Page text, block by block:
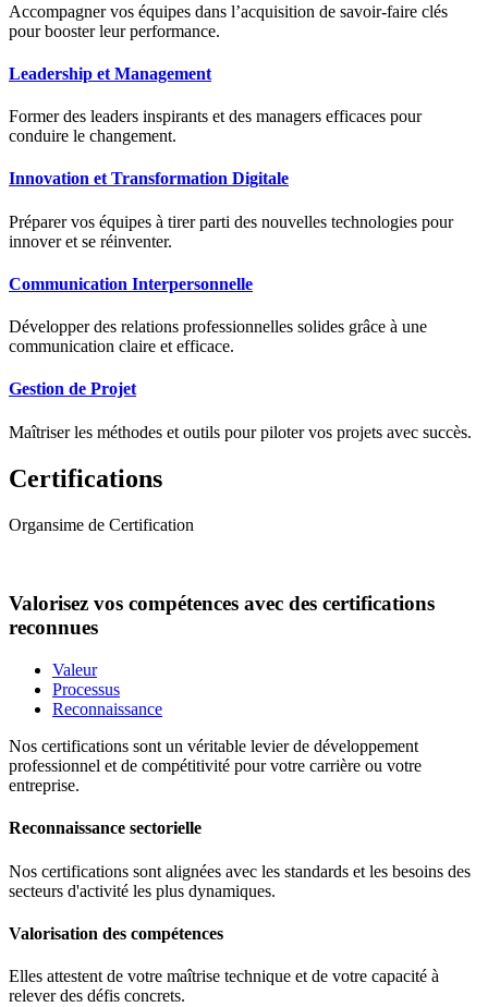
Accompagner vos équipes dans l’acquisition de savoir-faire clés
pour booster leur performance.
Leadership et Management
Former des leaders inspirants et des managers efficaces pour
conduire le changement.
Innovation et Transformation Digitale
Préparer vos équipes à tirer parti des nouvelles technologies pour
innover et se réinventer.
Communication Interpersonnelle
Développer des relations professionnelles solides grâce à une
communication claire et efficace.
Gestion de Projet
Maîtriser les méthodes et outils pour piloter vos projets avec succès.
Certifications
Organsime de Certification
Valorisez vos compétences avec des certifications
reconnues
Valeur
Processus
Reconnaissance
Nos certifications sont un véritable levier de développement
professionnel et de compétitivité pour votre carrière ou votre
entreprise.
Reconnaissance sectorielle
Nos certifications sont alignées avec les standards et les besoins des
secteurs d'activité les plus dynamiques.
Valorisation des compétences
Elles attestent de votre maîtrise technique et de votre capacité à
relever des défis concrets.